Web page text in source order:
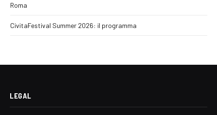
Roma
CivitaFestival Summer 2026: il programma
LEGAL